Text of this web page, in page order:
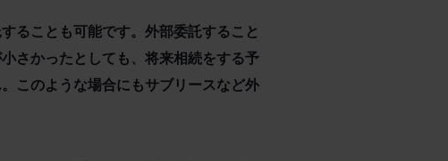
ることも可能です。外部委託すること
さかったとしても、将来相続をする予
このような場合にもサブリースなど外